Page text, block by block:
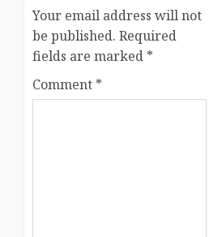
Your email address will not
be published. Required
fields are marked *
Comment *